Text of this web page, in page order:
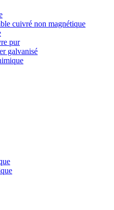
cuivré non magnétique
pur
galvanisé